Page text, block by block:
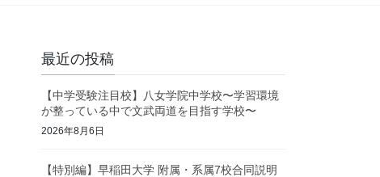
最近の投稿
【中学受験注目校】八女学院中学校〜学習環境
が整っている中で文武両道を目指す学校〜
2026年8月6日
【特別編】早稲田大学 附属・系属7校合同説明